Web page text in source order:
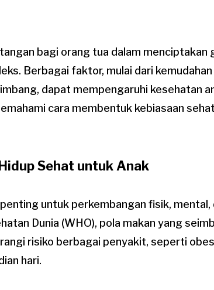
bagi orang tua dalam menciptakan
Berbagai faktor, mulai dari
dapat mempengaruhi kesehatan
cara membentuk kebiasaan
Sehat untuk Anak
untuk perkembangan fisik, mental,
Dunia (WHO), pola makan yang
risiko berbagai penyakit, seperti
hari.